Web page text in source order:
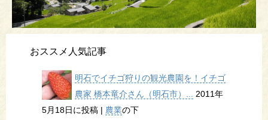
おススメ人気記事
明石でイチゴ狩りの観光農園を！イチゴ
農家 橋本竜介さん（明石市）... 2011年
5月18日に投稿 | 農業の下